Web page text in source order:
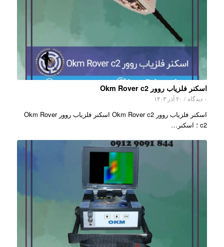
اسکنر فلزیاب روور Okm Rover c2
۰ دیدگاه / ۲۰ آذر ۱۴۰۳
اسکنر فلزیاب روور Okm Rover c2 اسکنر فلزیاب روور Okm Rover
c2 ؛ اسکنر…